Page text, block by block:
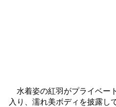
水着姿の紅羽がプライベー
入り、濡れ美ボディを披露し